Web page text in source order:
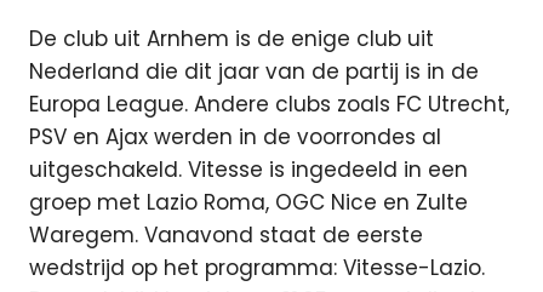
De club uit Arnhem is de enige club uit
Nederland die dit jaar van de partij is in de
Europa League. Andere clubs zoals FC Utrecht,
PSV en Ajax werden in de voorrondes al
uitgeschakeld. Vitesse is ingedeeld in een
groep met Lazio Roma, OGC Nice en Zulte
Waregem. Vanavond staat de eerste
wedstrijd op het programma: Vitesse-Lazio.